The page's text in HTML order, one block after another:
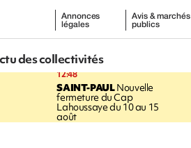
Annonces
légales
Avis & marchés
publics
des collectivités
12:48
SAINT-PAULNouvelle
fermeture du Cap
Lahoussaye du 10 au 15
août